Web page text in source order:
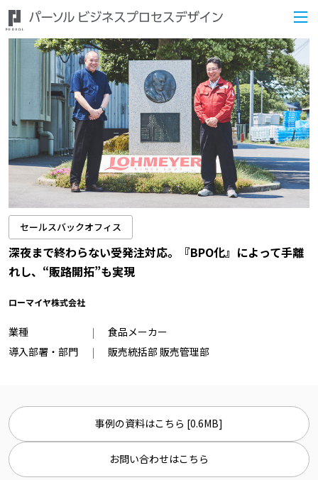
セールスバックオフィス
深夜まで終わらない受発注対応。『BPO化』によって手離
れし、“販路開拓”も実現
ローマイヤ株式会社
業種
食品メーカー
導入部署・部門
販売統括部 販売管理部
事例の資料はこちら [0.6MB]
お問い合わせはこちら